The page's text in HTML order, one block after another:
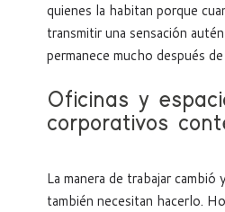
quienes la habitan porque
transmitir una sensación
permanece mucho después
Oficinas y
corporativos
La manera de trabajar cambió
también necesitan hacerlo.